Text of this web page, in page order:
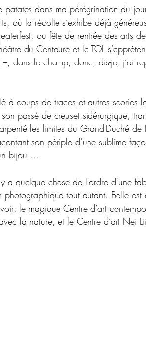
patates dans ma pérégrination du
où la récolte s’exhibe déjà
ou fête de rentrée des arts
du Centaure et le TOL
–, dans le champ, donc, dis-je, j’ai
à coups de traces et autres scories
passé de creuset sidérurgique,
les limites du Grand-Duché
son périple d’une sublime
bijou …
a quelque chose de l’ordre d’une
photographique tout autant. Belle
le magique Centre d’art
la nature, et le Centre d’art Nei